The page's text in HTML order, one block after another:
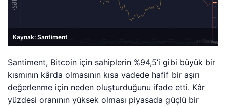
Kaynak: Santiment
Santiment, Bitcoin için sahiplerin %94,5’i gibi büyük bir
kısmının kârda olmasının kısa vadede hafif bir aşırı
değerlenme için neden oluşturduğunu ifade etti. Kâr
yüzdesi oranının yüksek olması piyasada güçlü bir